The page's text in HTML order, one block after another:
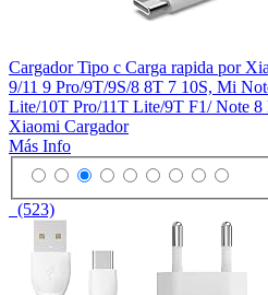
Cargador Tipo c Carga rapida por
9/11 9 Pro/9T/9S/8 8T 7 10S, Mi
Lite/10T Pro/11T Lite/9T F1/ Note 8
Xiaomi Cargador
Más Info
(523)